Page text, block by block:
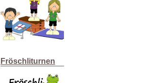
Fröschliturnen